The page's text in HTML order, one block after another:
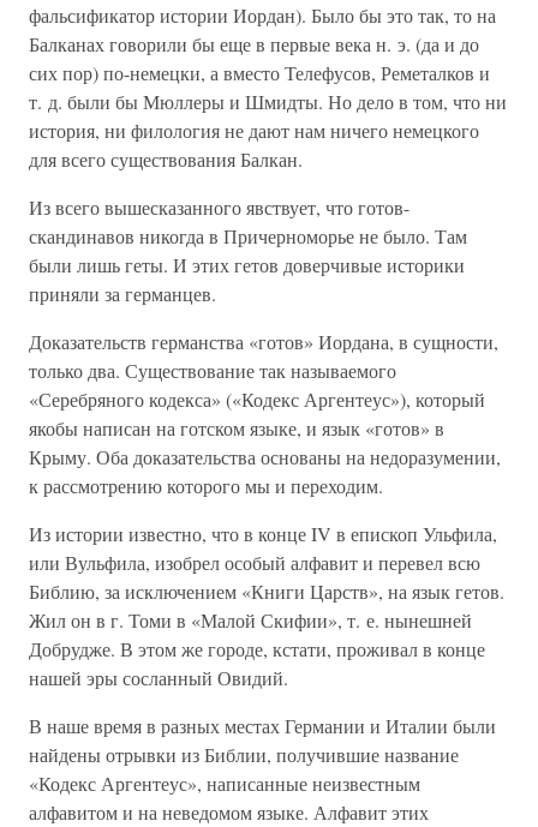
фальсификатор истории Иордан). Было бы это так, то на
Балканах говорили бы еще в первые века н. э. (да и до
сих пор) по-немецки, а вместо Телефусов, Реметалков и
т. д. были бы Мюллеры и Шмидты. Но дело в том, что ни
история, ни филология не дают нам ничего немецкого
для всего существования Балкан.
Из всего вышесказанного явствует, что готов-
скандинавов никогда в Причерноморье не было. Там
были лишь геты. И этих гетов доверчивые историки
приняли за германцев.
Доказательств германства «готов» Иордана, в сущности,
только два. Существование так называемого
«Серебряного кодекса» («Кодекс Аргентеус»), который
якобы написан на готском языке, и язык «готов» в
Крыму. Оба доказательства основаны на недоразумении,
к рассмотрению которого мы и переходим.
Из истории известно, что в конце IV в епископ Ульфила,
или Вульфила, изобрел особый алфавит и перевел всю
Библию, за исключением «Книги Царств», на язык гетов.
Жил он в г. Томи в «Малой Скифии», т. е. нынешней
Добрудже. В этом же городе, кстати, проживал в конце
нашей эры сосланный Овидий.
В наше время в разных местах Германии и Италии были
найдены отрывки из Библии, получившие название
«Кодекс Аргентеус», написанные неизвестным
алфавитом и на неведомом языке. Алфавит этих